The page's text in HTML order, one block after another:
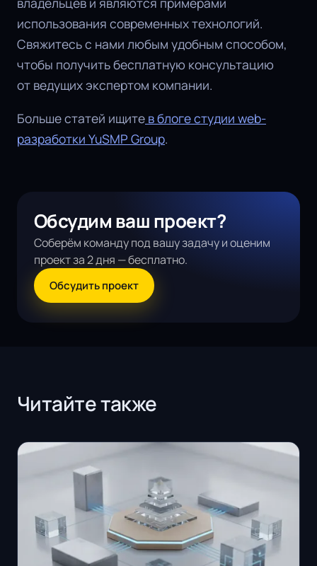
использования современных технологий.
Свяжитесь с нами любым удобным способом,
чтобы получить бесплатную консультацию
от ведущих экспертом компании.
Больше статей ищите в блоге студии web-
разработки YuSMP Group.
Обсудим ваш проект?
Соберём команду под вашу задачу и оценим
проект за 2 дня — бесплатно.
Обсудить проект
Читайте также